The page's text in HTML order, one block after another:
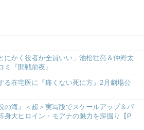
にかく役者が全員いい」池松壮亮＆仲野太
ミ『開戦前夜』
る在宅医に『痛くない死に方』2月劇場公
の海』＜超＞実写版でスケールアップ＆パ
身大ヒロイン・モアナの魅力を深掘り【P